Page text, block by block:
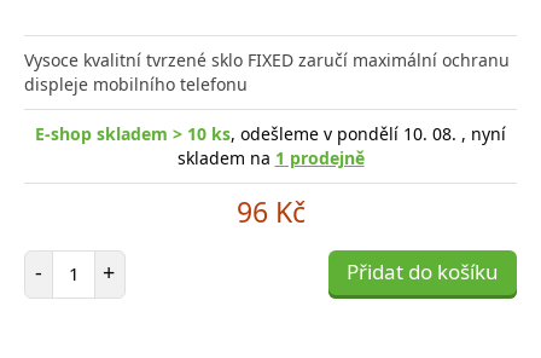
Vysoce kvalitní tvrzené sklo FIXED zaručí maximální ochranu
displeje mobilního telefonu
E-shop skladem > 10 ks, odešleme v pondělí 10. 08. , nyní
skladem na 1 prodejně
96 Kč
- Počet položek
+ Přidat do košíku